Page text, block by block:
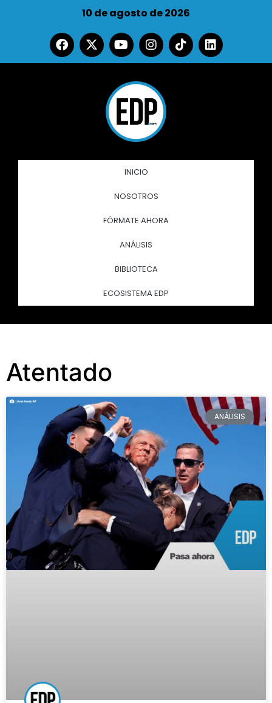
10 de agosto de 2026
INICIO
NOSOTROS
FÓRMATE AHORA
ANÁLISIS
BIBLIOTECA
ECOSISTEMA EDP
Atentado
ANÁLISIS